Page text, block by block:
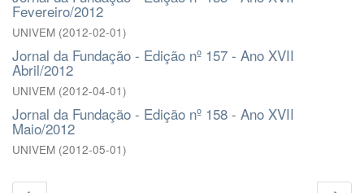
Fevereiro/2012
UNIVEM (2012-02-01)
Jornal da Fundação - Edição nº 157 - Ano XVII
Abril/2012
UNIVEM (2012-04-01)
Jornal da Fundação - Edição nº 158 - Ano XVII
Maio/2012
UNIVEM (2012-05-01)